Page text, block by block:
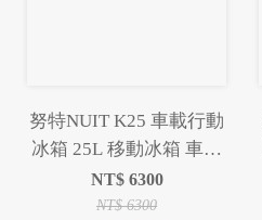
努特NUIT K25 車載行動
冰箱 25L 移動冰箱 車用
冰箱 25升 25公升 冷凍冰
箱 露營冰箱
NT$ 6300
NT$6300